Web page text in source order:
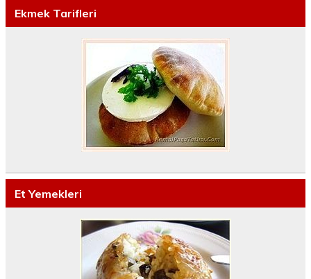
Ekmek Tarifleri
Et Yemekleri